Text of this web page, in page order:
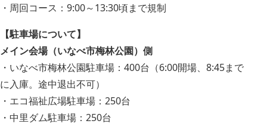
・周回コース：9:00～13:30頃まで規制
【駐車場について】
メイン会場（いなべ市梅林公園）側
・いなべ市梅林公園駐車場：400台（6:00開場、8:45まで
に入庫。途中退出不可）
・エコ福祉広場駐車場：250台
・中里ダム駐車場：250台